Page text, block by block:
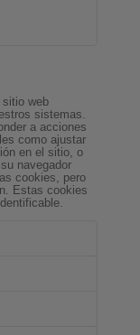
sitio web
sistemas.
a acciones
como ajustar
en el sitio, o
navegador
cookies, pero
Estas cookies